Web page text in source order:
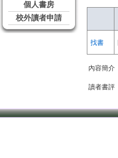
個人書房
校外讀者申請
找書
內容簡介
讀者書評